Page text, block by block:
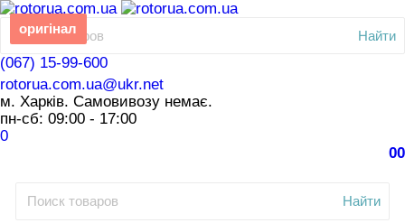
Найти
(067) 15-99-600
rotorua.com.ua@ukr.net
м. Харків. Самовивозу немає.
пн-сб: 09:00 - 17:00
0
00
Найти
оригінал